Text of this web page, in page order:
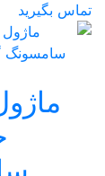
تماس بگیرید